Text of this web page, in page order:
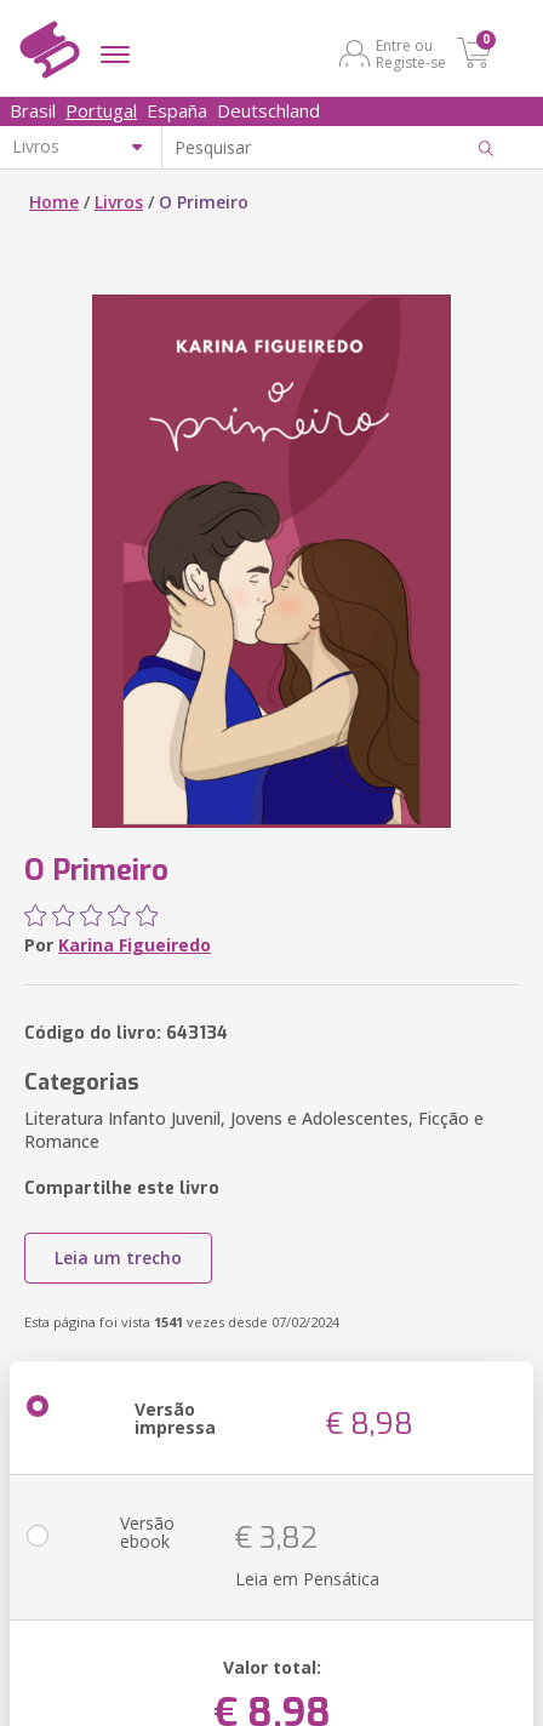
Entre ou
Registe-se
0
Brasil Portugal España Deutschland
Home / Livros / O Primeiro
O Primeiro
Por Karina Figueiredo
Código do livro: 643134
Categorias
Literatura Infanto Juvenil, Jovens e Adolescentes, Ficção e
Romance
Compartilhe este livro
Leia um trecho
Esta página foi vista 1541 vezes desde 07/02/2024
Versão
impressa € 8,98
Versão
ebook € 3,82
Leia em Pensática
Valor total:
€ 8,98